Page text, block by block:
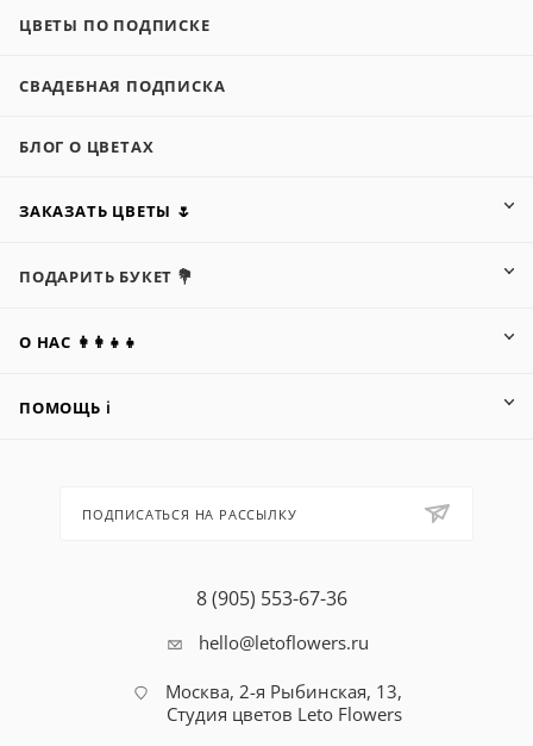
ЦВЕТЫ ПО ПОДПИСКЕ
СВАДЕБНАЯ ПОДПИСКА
БЛОГ О ЦВЕТАХ
ЗАКАЗАТЬ ЦВЕТЫ 🌷
ПОДАРИТЬ БУКЕТ 💐
О НАС 👩‍👩‍👧‍👧
ПОМОЩЬ ℹ️
ПОДПИСАТЬСЯ НА РАССЫЛКУ
8 (905) 553-67-36
hello@letoflowers.ru
Москва, 2-я Рыбинская, 13,
Студия цветов Leto Flowers